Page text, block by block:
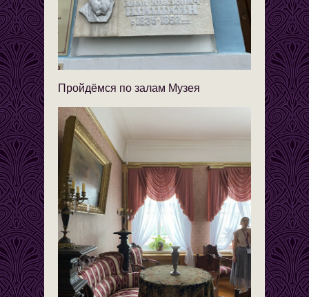
Пройдёмся по залам Музея